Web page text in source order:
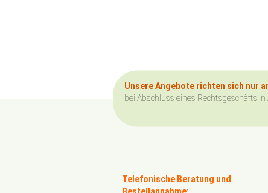
Unsere Angebote richten sich nur
bei Abschluss eines Rechtsgeschäfts
Telefonische Beratung und